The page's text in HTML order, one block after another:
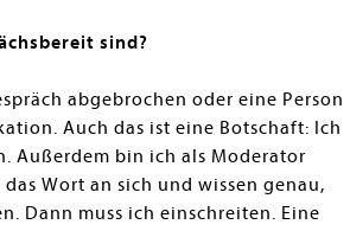
sind?
abgebrochen oder eine Person
Auch das ist eine Botschaft: Ich
Außerdem bin ich als Moderator
Wort an sich und wissen genau,
Dann muss ich einschreiten. Eine